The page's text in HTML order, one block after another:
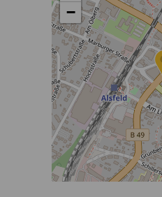
−